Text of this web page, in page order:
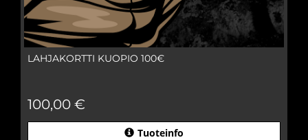
LAHJAKORTTI KUOPIO 100€
100,00 €
Tuoteinfo